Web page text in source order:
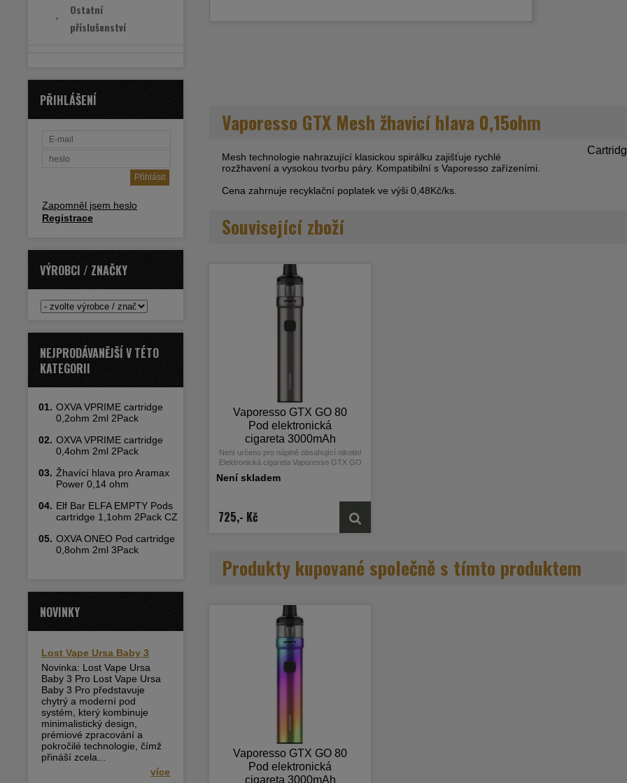
Ostatní
příslušenství
PŘIHLÁŠENÍ
Zapomněl jsem heslo
Registrace
VÝROBCI / ZNAČKY
NEJPRODÁVANĚJŠÍ V TÉTO
KATEGORII
01. OXVA VPRIME cartridge
0,2ohm 2ml 2Pack
02. OXVA VPRIME cartridge
0,4ohm 2ml 2Pack
03. Žhavící hlava pro Aramax
Power 0,14 ohm
04. Elf Bar ELFA EMPTY Pods
cartridge 1,1ohm 2Pack CZ
05. OXVA ONEO Pod cartridge
0,8ohm 2ml 3Pack
NOVINKY
Lost Vape Ursa Baby 3
Novinka: Lost Vape Ursa
Baby 3 Pro Lost Vape Ursa
Baby 3 Pro představuje
chytrý a moderní pod
systém, který kombinuje
minimalistický design,
prémiové zpracování a
pokročilé technologie, čímž
přináší zcela...
více
Vaporesso GTX Mesh žhavicí hlava 0,15ohm
Mesh technologie nahrazující klasickou spirálku zajišťuje rychlé
rozžhavení a vysokou tvorbu páry. Kompatibilní s Vaporesso zařízeními.
Cena zahrnuje recyklační poplatek ve výši 0,48Kč/ks.
Související zboží
Vaporesso GTX GO 80
Pod elektronická
cigareta 3000mAh
Matte Grey
Není určeno pro náplně obsahující nikotin!
Elektronická cigareta Vaporesso GTX GO
80 disponuje vestavěnou baterií o kapacitě
3000mAh, která nabízí automatický výkon
Cartridge GTX Pod 26 o objemu 5ml je díky
magnetickému propojení spojeno s vrchní
částí baterie a tím se zabraňuje protékání
Není skladem
725,- Kč
Produkty kupované společně s tímto produktem
Vaporesso GTX GO 80
Pod elektronická
cigareta 3000mAh